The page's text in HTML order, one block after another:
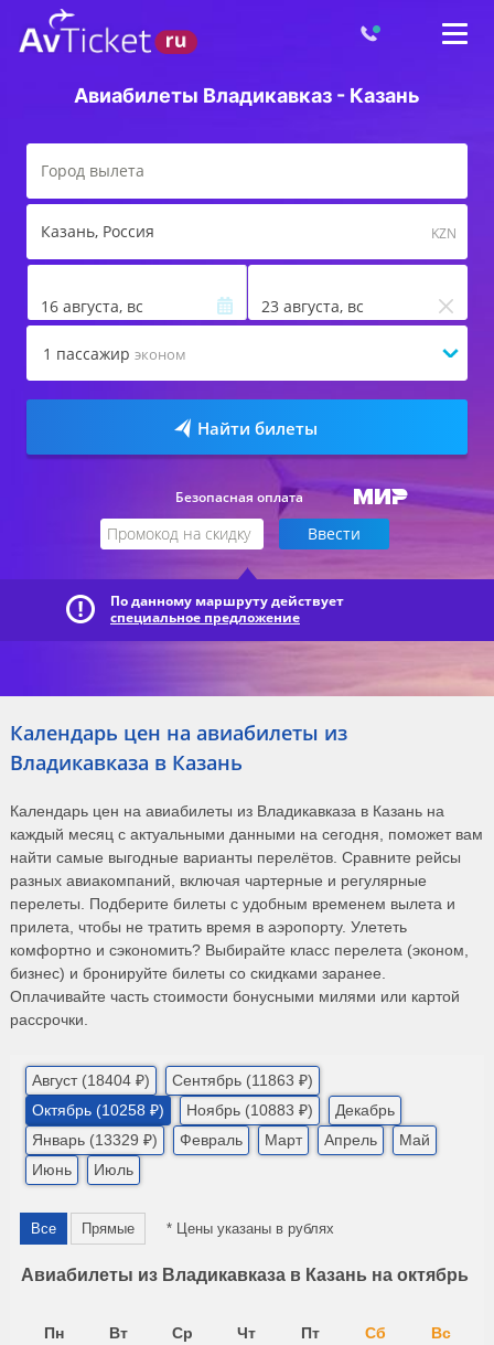
Авиабилеты Владикавказ - Казань
Казань, Россия KZN
16 августа, вс 23 августа, вс
1 пассажир эконом
Найти билеты
Безопасная оплата
По данному маршруту действует
специальное предложение
Календарь цен на авиабилеты из
Владикавказа в Казань
Календарь цен на авиабилеты из Владикавказа в Казань на
каждый месяц с актуальными данными на сегодня, поможет вам
найти самые выгодные варианты перелётов. Сравните рейсы
разных авиакомпаний, включая чартерные и регулярные
перелеты. Подберите билеты с удобным временем вылета и
прилета, чтобы не тратить время в аэропорту. Улететь
комфортно и сэкономить? Выбирайте класс перелета (эконом,
бизнес) и бронируйте билеты со скидками заранее.
Оплачивайте часть стоимости бонусными милями или картой
рассрочки.
Август (18404 ₽)
Сентябрь (11863 ₽)
Октябрь (10258 ₽)
Ноябрь (10883 ₽)
Декабрь
Январь (13329 ₽)
Февраль Март Апрель
Май
Июнь
Июль
Все Прямые * Цены указаны в рублях
Авиабилеты из Владикавказа в Казань на октябрь
Пн Вт Ср Чт Пт Сб Вс